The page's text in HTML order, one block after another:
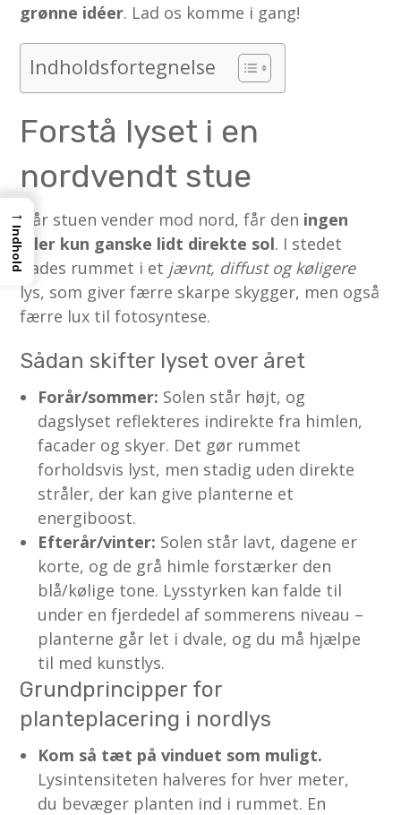
grønne idéer. Lad os komme i gang!
Indholdsfortegnelse
Forstå lyset i en
nordvendt stue
Når stuen vender mod nord, får den ingen
eller kun ganske lidt direkte sol. I stedet
bades rummet i et jævnt, diffust og køligere
lys, som giver færre skarpe skygger, men også
færre lux til fotosyntese.
Sådan skifter lyset over året
Forår/sommer: Solen står højt, og
dagslyset reflekteres indirekte fra himlen,
facader og skyer. Det gør rummet
forholdsvis lyst, men stadig uden direkte
stråler, der kan give planterne et
energiboost.
Efterår/vinter: Solen står lavt, dagene er
korte, og de grå himle forstærker den
blå/kølige tone. Lysstyrken kan falde til
under en fjerdedel af sommerens niveau –
planterne går let i dvale, og du må hjælpe
til med kunstlys.
Grundprincipper for
planteplacering i nordlys
Kom så tæt på vinduet som muligt.
Lysintensiteten halveres for hver meter,
du bevæger planten ind i rummet. En
→
Indhold